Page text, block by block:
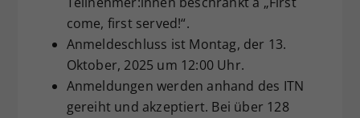
come, first served!“.
Anmeldeschluss ist Montag, der 13.
Oktober, 2025 um 12:00 Uhr.
Anmeldungen werden anhand des ITN
gereiht und akzeptiert. Bei über 128